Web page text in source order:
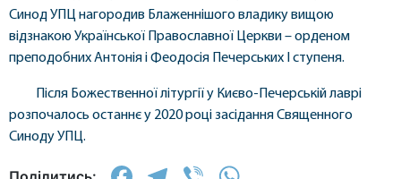
Синод УПЦ нагородив Блаженнішого владику вищою
відзнакою Української Православної Церкви – орденом
преподобних Антонія і Феодосія Печерських I ступеня.
Після Божественної літургії у Києво-Печерській лаврі
розпочалось останнє у 2020 році засідання Священного
Синоду УПЦ.